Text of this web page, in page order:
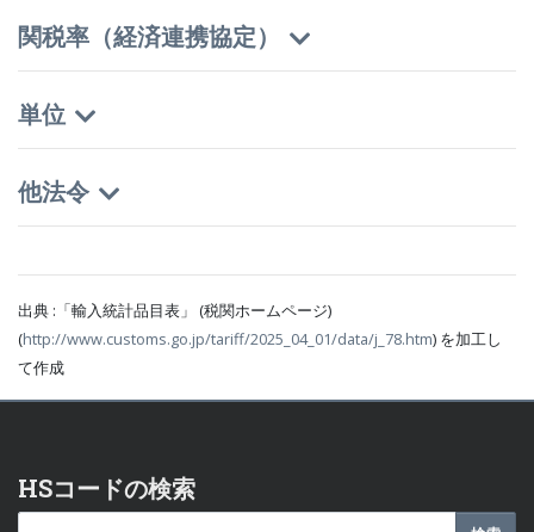
関税率（経済連携協定）
単位
他法令
出典 :「輸入統計品目表」 (税関ホームページ)
(http://www.customs.go.jp/tariff/2025_04_01/data/j_78.htm) を加工し
て作成
HSコードの検索